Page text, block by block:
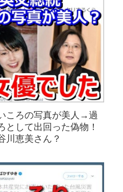
ころの写真が美人→過
として出回った偽物！
川恵美さん？